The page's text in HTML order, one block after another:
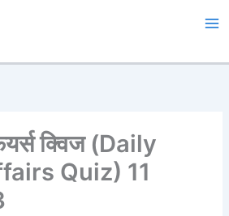
क्विज (Daily
Quiz) 11